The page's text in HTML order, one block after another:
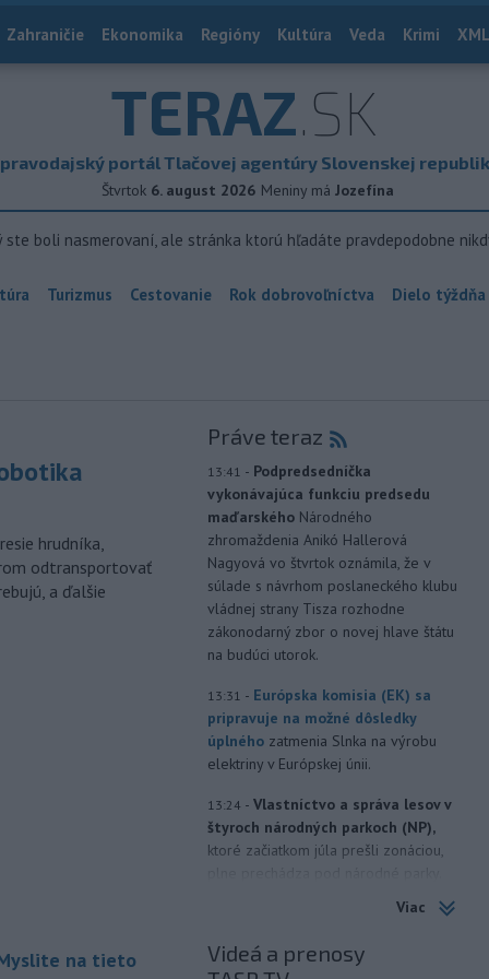
Zahraničie Ekonomika Regióny Kultúra Veda Krimi
TERAZ.SK
portál Tlačovej agentúry Slovenskej
Štvrtok 6. august 2026 Meniny má Jozefína
ste boli nasmerovaní, ale stránka ktorú hľadáte pravdepodobne
Turizmus Cestovanie Rok dobrovoľníctva Dielo týždňa
hrudníka,
odtransportovať
a ďalšie
na tieto
Práve teraz
13:41 - Podpredsedníčka
vykonávajúca funkciu predsedu
maďarského Národného
zhromaždenia Anikó Hallerová
Nagyová vo štvrtok oznámila, že v
súlade s návrhom poslaneckého klubu
vládnej strany Tisza rozhodne
zákonodarný zbor o novej hlave štátu
na budúci utorok.
13:31 - Európska komisia (EK) sa
pripravuje na možné dôsledky
úplného zatmenia Slnka na výrobu
elektriny v Európskej únii.
13:24 - Vlastníctvo a správa lesov v
štyroch národných parkoch (NP),
ktoré začiatkom júla prešli zonáciou,
lesnými požiarmina západnom
Viac
Videá a prenosy